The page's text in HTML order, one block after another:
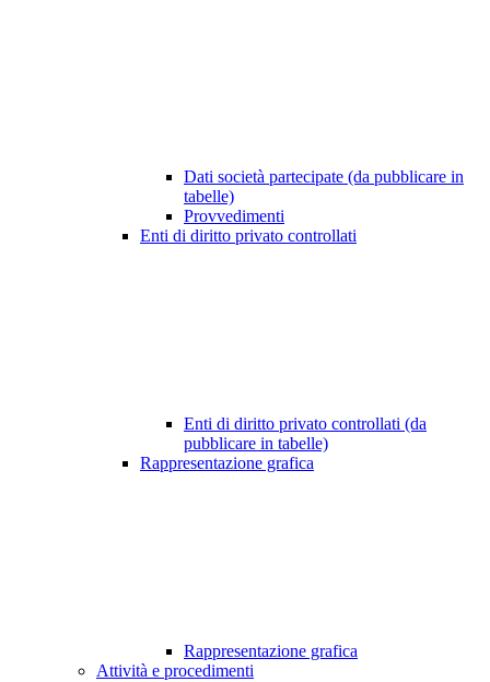
Dati società partecipate (da pubblicare in
tabelle)
Provvedimenti
Enti di diritto privato controllati
Enti di diritto privato controllati (da
pubblicare in tabelle)
Rappresentazione grafica
Rappresentazione grafica
Attività e procedimenti